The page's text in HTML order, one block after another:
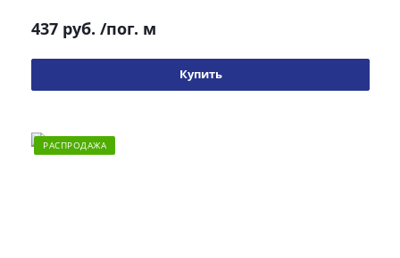
437 руб. /пог. м
Купить
РАСПРОДАЖА